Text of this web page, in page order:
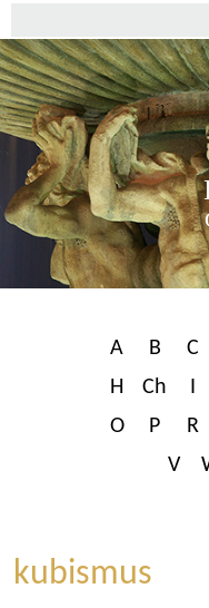
A B C
H
Ch I
O
P R
V
kubismus